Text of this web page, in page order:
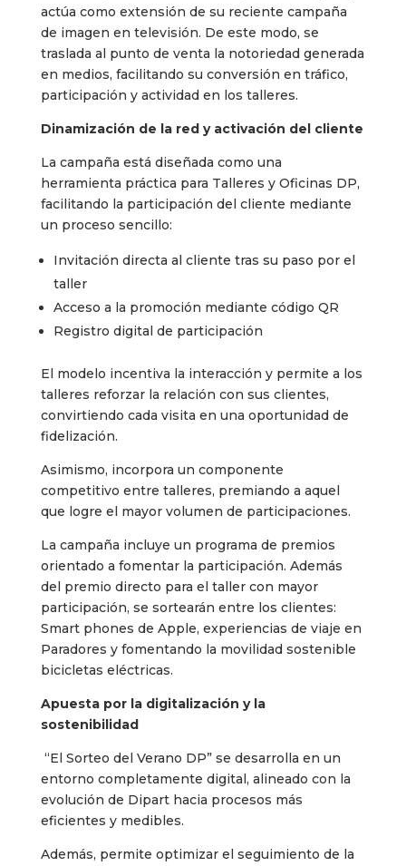
actúa como extensión de su reciente campaña
de imagen en televisión. De este modo, se
traslada al punto de venta la notoriedad generada
en medios, facilitando su conversión en tráfico,
participación y actividad en los talleres.
Dinamización de la red y activación del cliente
La campaña está diseñada como una
herramienta práctica para Talleres y Oficinas DP,
facilitando la participación del cliente mediante
un proceso sencillo:
Invitación directa al cliente tras su paso por el
taller
Acceso a la promoción mediante código QR
Registro digital de participación
El modelo incentiva la interacción y permite a los
talleres reforzar la relación con sus clientes,
convirtiendo cada visita en una oportunidad de
fidelización.
Asimismo, incorpora un componente
competitivo entre talleres, premiando a aquel
que logre el mayor volumen de participaciones.
La campaña incluye un programa de premios
orientado a fomentar la participación. Además
del premio directo para el taller con mayor
participación, se sortearán entre los clientes:
Smart phones de Apple, experiencias de viaje en
Paradores y fomentando la movilidad sostenible
bicicletas eléctricas.
Apuesta por la digitalización y la
sostenibilidad
“El Sorteo del Verano DP” se desarrolla en un
entorno completamente digital, alineado con la
evolución de Dipart hacia procesos más
eficientes y medibles.
Además, permite optimizar el seguimiento de la